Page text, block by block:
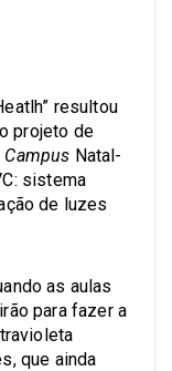
resultou
projeto de
Campus Natal-
sistema
de luzes
as aulas
para fazer a
que ainda